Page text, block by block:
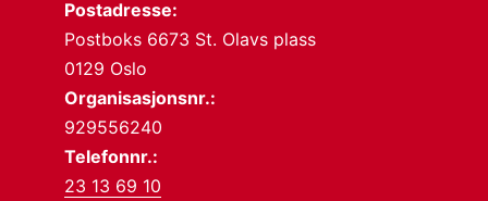
Postadresse:
Postboks 6673 St. Olavs plass
0129 Oslo
Organisasjonsnr.:
929556240
Telefonnr.:
23 13 69 10